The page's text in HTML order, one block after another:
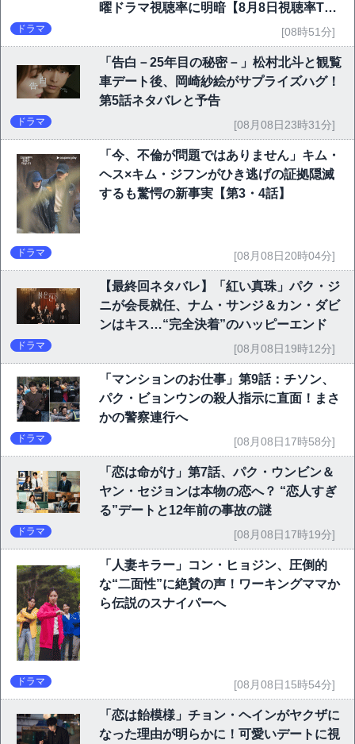
曜ドラマ視聴率に明暗【8月8日視聴率TO
ドラマ [08時51分]
「告白－25年目の秘密－」松村北斗と観覧
車デート後、岡崎紗絵がサプライズハグ！
第5話ネタバレと予告
ドラマ [08月08日23時31分]
「今、不倫が問題ではありません」キム・
ヘス×キム・ジフンがひき逃げの証拠隠滅
するも驚愕の新事実【第3・4話】
ドラマ [08月08日20時04分]
【最終回ネタバレ】「紅い真珠」パク・ジ
ニが会長就任、ナム・サンジ＆カン・ダビ
ンはキス…“完全決着”のハッピーエンド
ドラマ [08月08日19時12分]
「マンションのお仕事」第9話：チソン、
パク・ビョンウンの殺人指示に直面！まさ
かの警察連行へ
ドラマ [08月08日17時58分]
「恋は命がけ」第7話、パク・ウンビン＆
ヤン・セジョンは本物の恋へ？ “恋人すぎ
る”デートと12年前の事故の謎
ドラマ [08月08日17時19分]
「人妻キラー」コン・ヒョジン、圧倒的
な“二面性”に絶賛の声！ワーキングママか
ら伝説のスナイパーへ
ドラマ [08月08日15時54分]
「恋は飴模様」チョン・ヘインがヤクザに
なった理由が明らかに！可愛いデートに視